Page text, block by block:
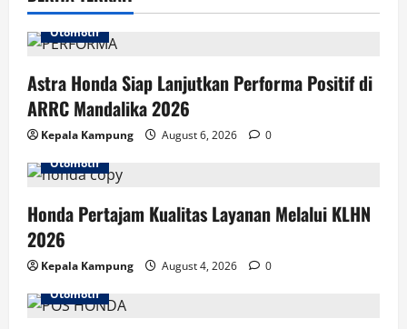
i
o
n
Otomotif
Astra Honda Siap Lanjutkan Performa Positif di
ARRC Mandalika 2026
Kepala Kampung August 6, 2026
0
Otomotif
Honda Pertajam Kualitas Layanan Melalui KLHN
2026
Kepala Kampung August 4, 2026
0
Otomotif